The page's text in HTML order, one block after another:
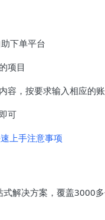
助下单平台
项目
容，按要求输入相应的
可
上手注意事项
式解决方案，覆盖3000